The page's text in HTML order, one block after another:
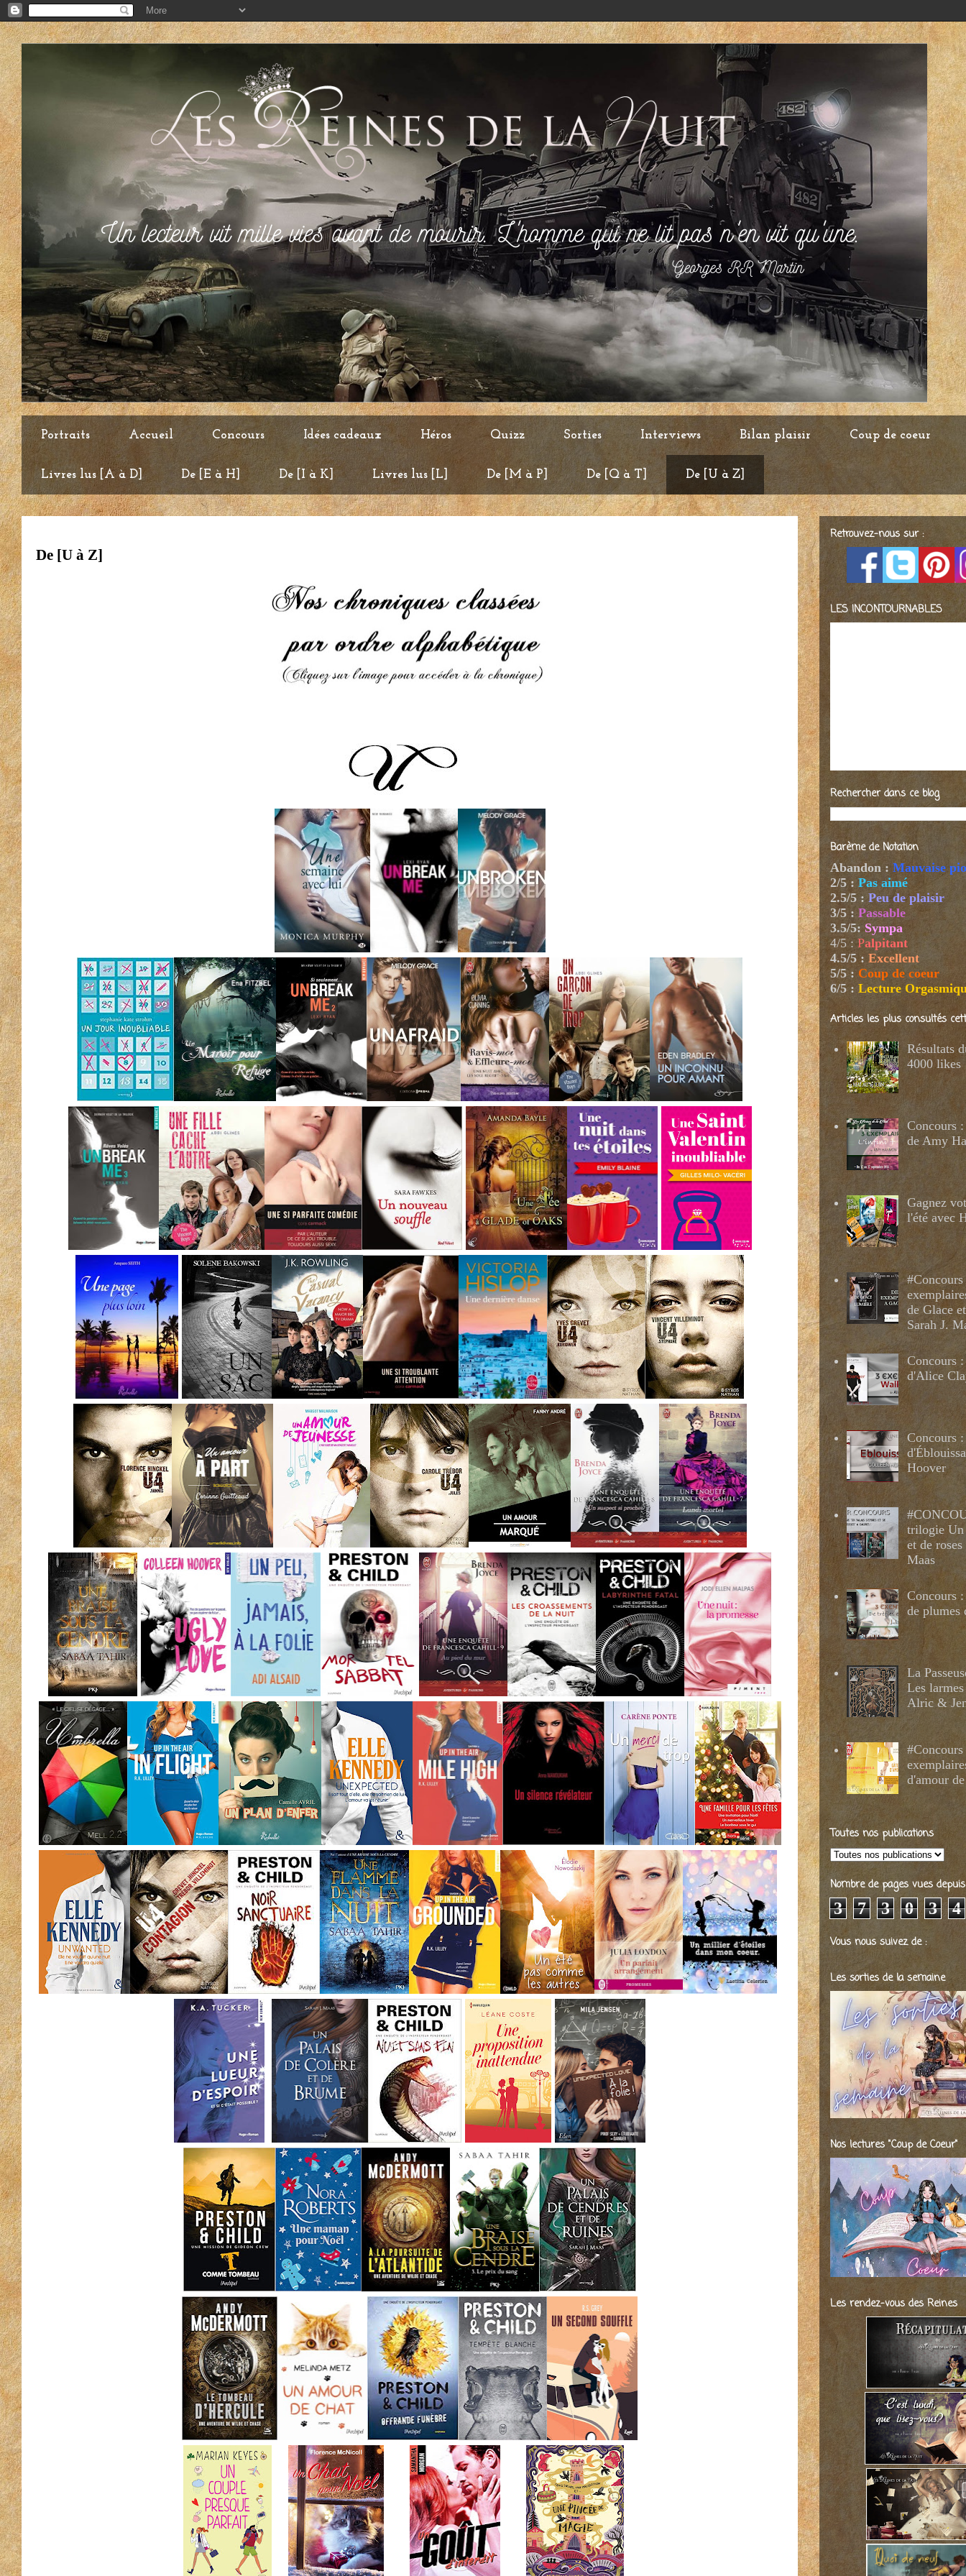
Portraits Accueil Concours Idées cadeaux Héros Quizz Sorties Interviews Bilan plaisir Coup de coeur
Livres lus [A à D] De [E à H] De [I à K] Livres lus [L] De [M à P] De [Q à T] De [U à Z]
De [U à Z]
Retrouvez-nous sur :
LES INCONTOURNABLES
Rechercher dans ce blog
Barème de Notation
Abandon : Mauvaise
2/5 : Pas aimé
2.5/5 : Peu de plaisir
3/5 : Passable
3.5/5: Sympa
4/5 : Palpitant
4.5/5 : Excellent
5/5 : Coup de coeur
6/5: Lecture
Articles les plus consultés
Résultats
4000 likes
Concours
de Amy
Gagnez
l'été avec
de Glace
Sarah J.
Concours
d'Alice
Concours
Hoover
trilogie Un
et de
Maas
Concours
de plumes
La
Les
Alric &
d'amour
Toutes nos publications
Nombre de pages vues depuis
3 7 3 0 3 4
Vous nous suivez de :
Les sorties de la semaine
Nos lectures "Coup de Coeur"
Les rendez-vous des Reines